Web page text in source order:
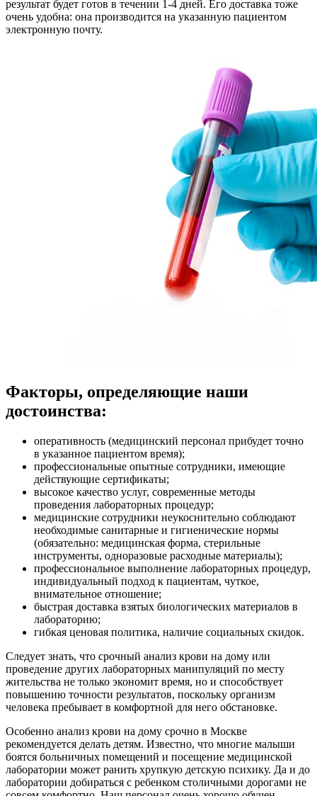
результат будет готов в течении 1-4 дней. Его доставка тоже
очень удобна: она производится на указанную пациентом
электронную почту.
Факторы, определяющие наши
достоинства:
оперативность (медицинский персонал прибудет точно
в указанное пациентом время);
профессиональные опытные сотрудники, имеющие
действующие сертификаты;
высокое качество услуг, современные методы
проведения лабораторных процедур;
медицинские сотрудники неукоснительно соблюдают
необходимые санитарные и гигиенические нормы
(обязательно: медицинская форма, стерильные
инструменты, одноразовые расходные материалы);
профессиональное выполнение лабораторных процедур,
индивидуальный подход к пациентам, чуткое,
внимательное отношение;
быстрая доставка взятых биологических материалов в
лабораторию;
гибкая ценовая политика, наличие социальных скидок.
Следует знать, что срочный анализ крови на дому или
проведение других лабораторных манипуляций по месту
жительства не только экономит время, но и способствует
повышению точности результатов, поскольку организм
человека пребывает в комфортной для него обстановке.
Особенно анализ крови на дому срочно в Москве
рекомендуется делать детям. Известно, что многие малыши
боятся больничных помещений и посещение медицинской
лаборатории может ранить хрупкую детскую психику. Да и до
лаборатории добираться с ребенком столичными дорогами не